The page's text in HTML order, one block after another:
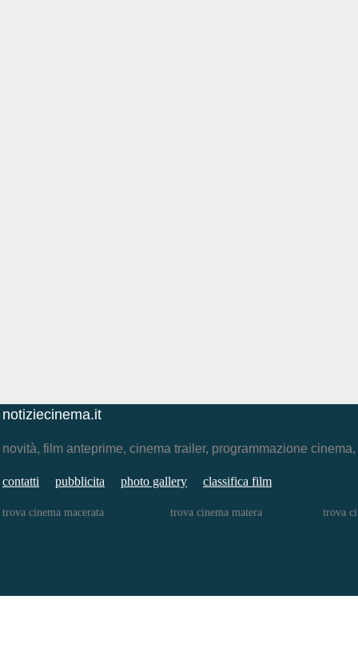
notiziecinema.it
novità, film anteprime, cinema trailer, programmazione
contatti pubblicita photo gallery classifica film
trova cinema macerata trova cinema matera trova